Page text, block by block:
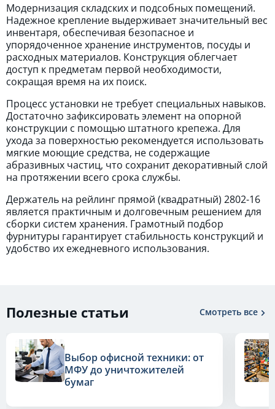
Модернизация складских и подсобных помещений.
Надежное крепление выдерживает значительный вес
инвентаря, обеспечивая безопасное и
упорядоченное хранение инструментов, посуды и
расходных материалов. Конструкция облегчает
доступ к предметам первой необходимости,
сокращая время на их поиск.
Процесс установки не требует специальных навыков.
Достаточно зафиксировать элемент на опорной
конструкции с помощью штатного крепежа. Для
ухода за поверхностью рекомендуется использовать
мягкие моющие средства, не содержащие
абразивных частиц, что сохранит декоративный слой
на протяжении всего срока службы.
Держатель на рейлинг прямой (квадратный) 2802-16
является практичным и долговечным решением для
сборки систем хранения. Грамотный подбор
фурнитуры гарантирует стабильность конструкций и
удобство их ежедневного использования.
Полезные статьи Смотреть все
Выбор офисной техники: от
МФУ до уничтожителей
бумаг